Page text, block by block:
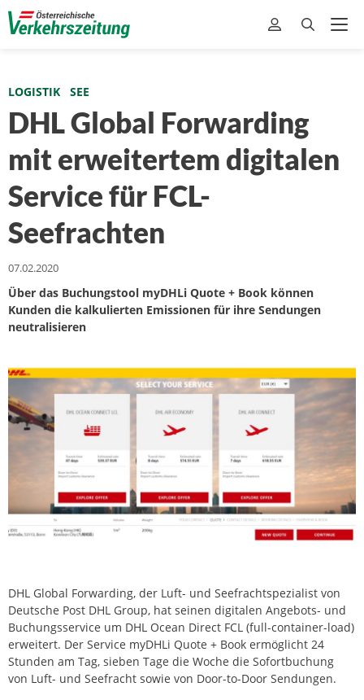
LOGISTIK SEE
DHL Global Forwarding
mit erweitertem digitalen
Service für FCL-
Seefrachten
07.02.2020
Über das Buchungstool myDHLi Quote + Book können
Kunden die kalkulierten Emissionen für ihre Sendungen
neutralisieren
DHL Global Forwarding, der Luft- und Seefrachtspezialist von
Deutsche Post DHL Group, hat seinen digitalen Angebots- und
Buchungsservice um DHL Ocean Direct FCL (full-container-load)
erweitert. Der Service myDHLi Quote + Book ermöglicht 24
Stunden am Tag, sieben Tage die Woche die Sofortbuchung
von Luft- und Seefracht sowie von Door-to-Door Sendungen.